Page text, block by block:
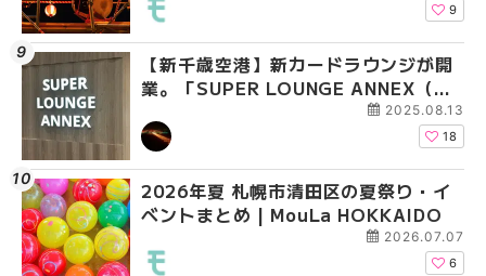
9
【新千歳空港】新カードラウンジが開
業。「SUPER LOUNGE ANNEX（ス
ーパーラウンジアネックス）」をご紹
介！！ | MouLa HOKKAIDO
2025.08.13
18
2026年夏 札幌市清田区の夏祭り・イ
ベントまとめ | MouLa HOKKAIDO
2026.07.07
6
2026年夏 札幌市中央
ベントまとめ |
2026年夏 恵庭市・千
イベントまとめ |
【新千歳空港】新カー
業。「SUPER
ーパーラウンジアネッ
介！！ | MouLa
2026年夏 札幌市豊平
ベントまとめ |